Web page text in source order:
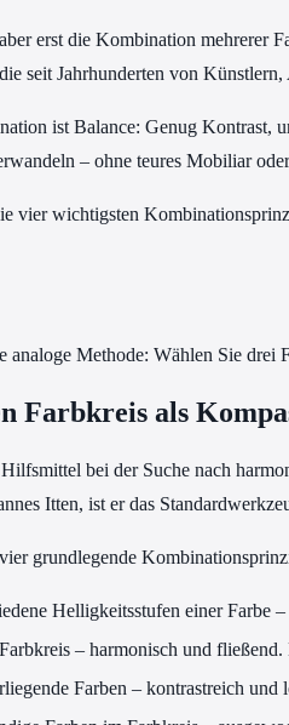
erst die Kombination
seit Jahrhunderten von
ist Balance: Genug Kontrast,
– ohne teures Mobiliar
vier wichtigsten
Methode: Wählen Sie
Farbkreis als
bei der Suche nach
Itten, ist er das
grundlegende
Helligkeitsstufen einer Farbe
– harmonisch und
Farben – kontrastreich